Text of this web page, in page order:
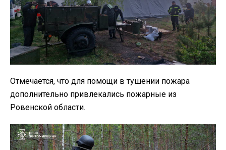
Отмечается, что для помощи в тушении пожара
дополнительно привлекались пожарные из
Ровенской области.